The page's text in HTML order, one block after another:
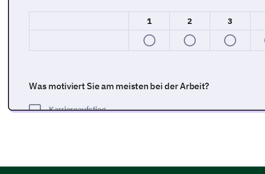
1 2 3
Was motiviert Sie am meisten bei der Arbeit?
Karriereaufstieg